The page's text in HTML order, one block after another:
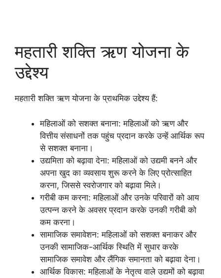
महतारी शक्ति ऋण योजना के
उद्देश्य
महतारी शक्ति ऋण योजना के प्राथमिक उद्देश्य हैं:
महिलाओं को सशक्त बनाना: महिलाओं को ऋण और
वित्तीय संसाधनों तक पहुंच प्रदान करके उन्हें आर्थिक रूप
से सशक्त बनाना।
उद्यमिता को बढ़ावा देना: महिलाओं को उद्यमी बनने और
अपना खुद का व्यवसाय शुरू करने के लिए प्रोत्साहित
करना, जिससे स्वरोजगार को बढ़ावा मिले।
गरीबी कम करना: महिलाओं और उनके परिवारों को आय
उत्पन्न करने के अवसर प्रदान करके उनकी गरीबी को
कम करना।
सामाजिक समावेशन: महिलाओं को सशक्त बनाकर और
उनकी सामाजिक-आर्थिक स्थिति में सुधार करके
सामाजिक समावेश और लैंगिक समानता को बढ़ावा देना।
आर्थिक विकास: महिलाओं के नेतृत्व वाले उद्यमों को बढ़ावा